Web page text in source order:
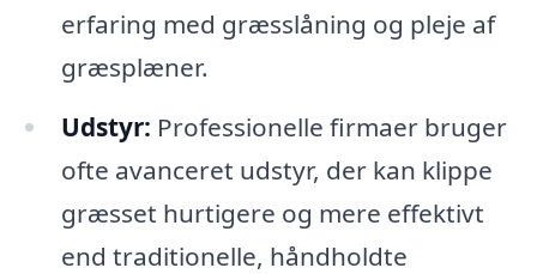
erfaring med græsslåning og pleje af
græsplæner.
Udstyr: Professionelle firmaer bruger
ofte avanceret udstyr, der kan klippe
græsset hurtigere og mere effektivt
end traditionelle, håndholdte